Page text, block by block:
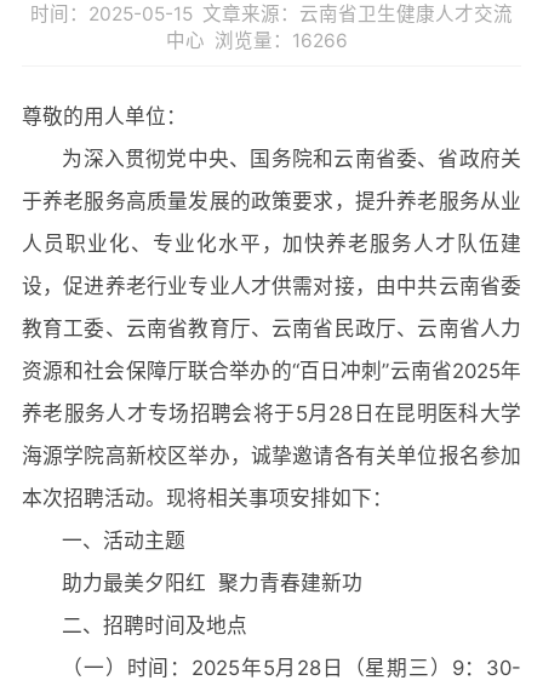
时间：2025-05-15 文章来源：云南省卫生健康人才交流
中心 浏览量：16266
尊敬的用人单位：
为深入贯彻党中央、国务院和云南省委、省政府关
于养老服务高质量发展的政策要求，提升养老服务从业
人员职业化、专业化水平，加快养老服务人才队伍建
设，促进养老行业专业人才供需对接，由中共云南省委
教育工委、云南省教育厅、云南省民政厅、云南省人力
资源和社会保障厅联合举办的“百日冲刺”云南省2025年
养老服务人才专场招聘会将于5月28日在昆明医科大学
海源学院高新校区举办，诚挚邀请各有关单位报名参加
本次招聘活动。现将相关事项安排如下：
一、活动主题
助力最美夕阳红 聚力青春建新功
二、招聘时间及地点
（一）时间：2025年5月28日（星期三）9：30-